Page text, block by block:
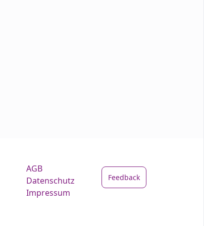
AGB
Datenschutz
Impressum
Feedback